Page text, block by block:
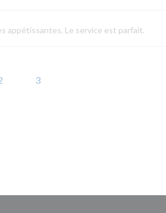
appétissantes. Le service est parfait.
3